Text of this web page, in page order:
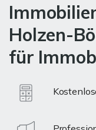
Holzen-
für